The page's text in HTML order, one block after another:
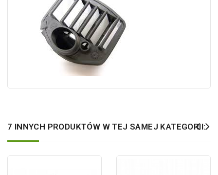
7 INNYCH PRODUKTÓW W TEJ SAMEJ KATEGORII: